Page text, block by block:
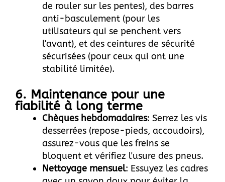
de rouler sur les pentes), des barres
anti-basculement (pour les
utilisateurs qui se penchent vers
l'avant), et des ceintures de sécurité
sécurisées (pour ceux qui ont une
stabilité limitée).
6. Maintenance pour une
fiabilité à long terme
Chèques hebdomadaires: Serrez les vis
desserrées (repose-pieds, accoudoirs),
assurez-vous que les freins se
bloquent et vérifiez l'usure des pneus.
Nettoyage mensuel: Essuyez les cadres